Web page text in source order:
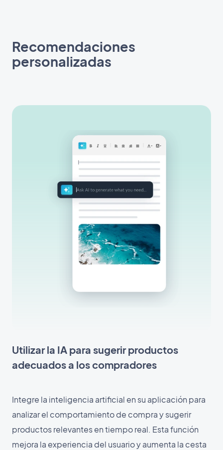
Recomendaciones
personalizadas
Utilizar la IA para sugerir productos
adecuados a los compradores
Integre la inteligencia artificial en su aplicación para
analizar el comportamiento de compra y sugerir
productos relevantes en tiempo real. Esta función
mejora la experiencia del usuario y aumenta la cesta